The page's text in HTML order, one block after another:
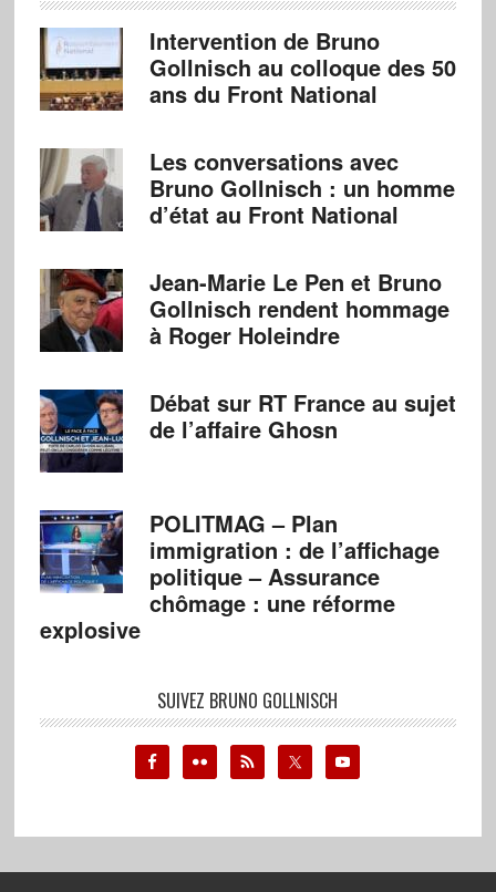
Intervention de Bruno
Gollnisch au colloque des 50
ans du Front National
Les conversations avec
Bruno Gollnisch : un homme
d’état au Front National
Jean-Marie Le Pen et Bruno
Gollnisch rendent hommage
à Roger Holeindre
Débat sur RT France au sujet
de l’affaire Ghosn
POLITMAG – Plan
immigration : de l’affichage
politique – Assurance
chômage : une réforme
explosive
SUIVEZ BRUNO GOLLNISCH